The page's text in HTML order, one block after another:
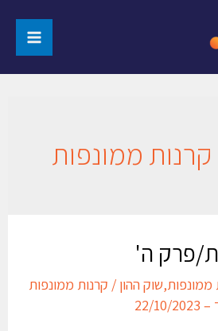
קרנות ממונפות
פרק ה'
,שוק ההון/קרנות ממונפות